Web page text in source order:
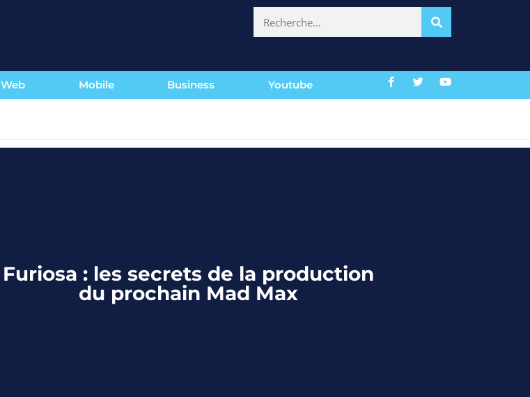
Web Mobile Business Youtube
Furiosa : les secrets de la production
du prochain Mad Max